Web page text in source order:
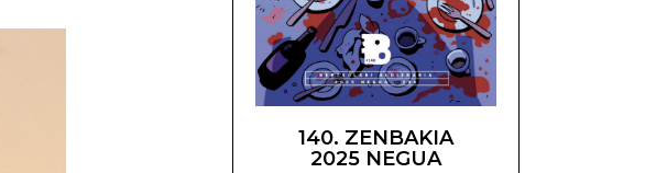
140. ZENBAKIA
2025 NEGUA